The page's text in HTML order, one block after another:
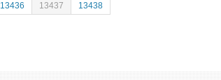
13436 13437
13438